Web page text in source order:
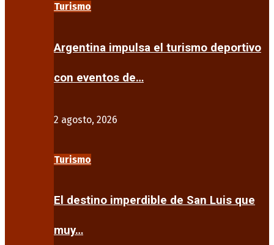
Turismo
Argentina impulsa el turismo deportivo
con eventos de…
2 agosto, 2026
Turismo
El destino imperdible de San Luis que
muy…